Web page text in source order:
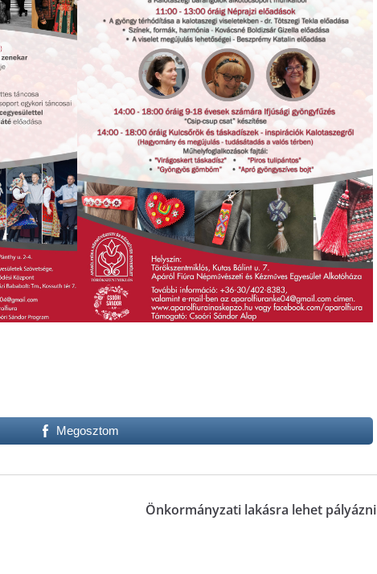
Megosztom
Önkormányzati lakásra lehet pályázni